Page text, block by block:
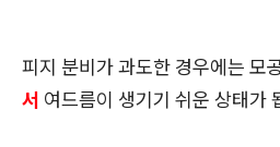
피지 분비가 과도한 경우에는 모
서 여드름이 생기기 쉬운 상태가